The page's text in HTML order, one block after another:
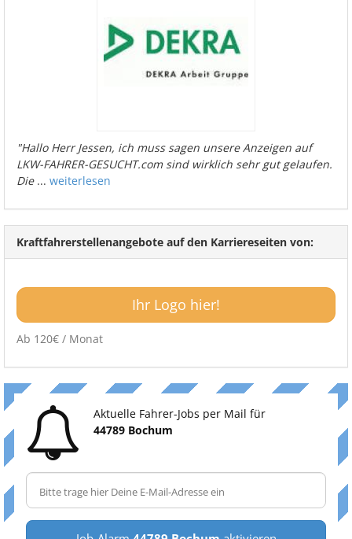
"Hallo Herr Jessen, ich muss sagen unsere Anzeigen auf
LKW-FAHRER-GESUCHT.com sind wirklich sehr gut gelaufen.
Die... weiterlesen
Kraftfahrerstellenangebote auf den Karriereseiten von:
Ihr Logo hier!
Ab 120€ / Monat
Aktuelle Fahrer-Jobs per Mail für
44789 Bochum